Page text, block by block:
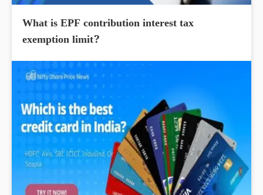
What is EPF contribution interest tax
exemption limit?